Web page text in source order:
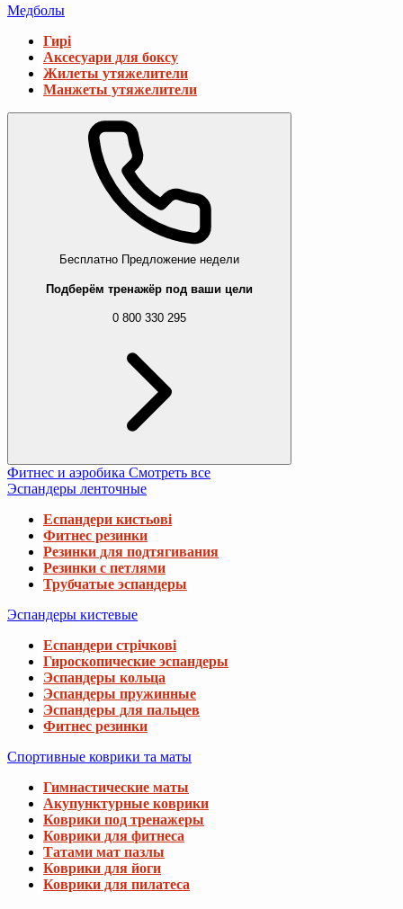
Медболы
Гирі
Аксесуари для боксу
Жилеты утяжелители
Манжеты утяжелители
Бесплатно Предложение недели
Подберём тренажёр под ваши цели
0 800 330 295
Фитнес и аэробика Смотреть все
Эспандеры ленточные
Еспандери кистьові
Фитнес резинки
Резинки для подтягивания
Резинки с петлями
Трубчатые эспандеры
Эспандеры кистевые
Еспандери стрічкові
Гироскопические эспандеры
Эспандеры кольца
Эспандеры пружинные
Эспандеры для пальцев
Фитнес резинки
Спортивные коврики та маты
Гимнастические маты
Акупунктурные коврики
Коврики под тренажеры
Коврики для фитнеса
Татами мат пазлы
Коврики для йоги
Коврики для пилатеса